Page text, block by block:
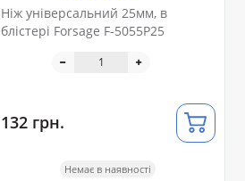
Ніж універсальний 25мм, в
блістері Forsage F-5055P25
132 грн.
Немає в наявності